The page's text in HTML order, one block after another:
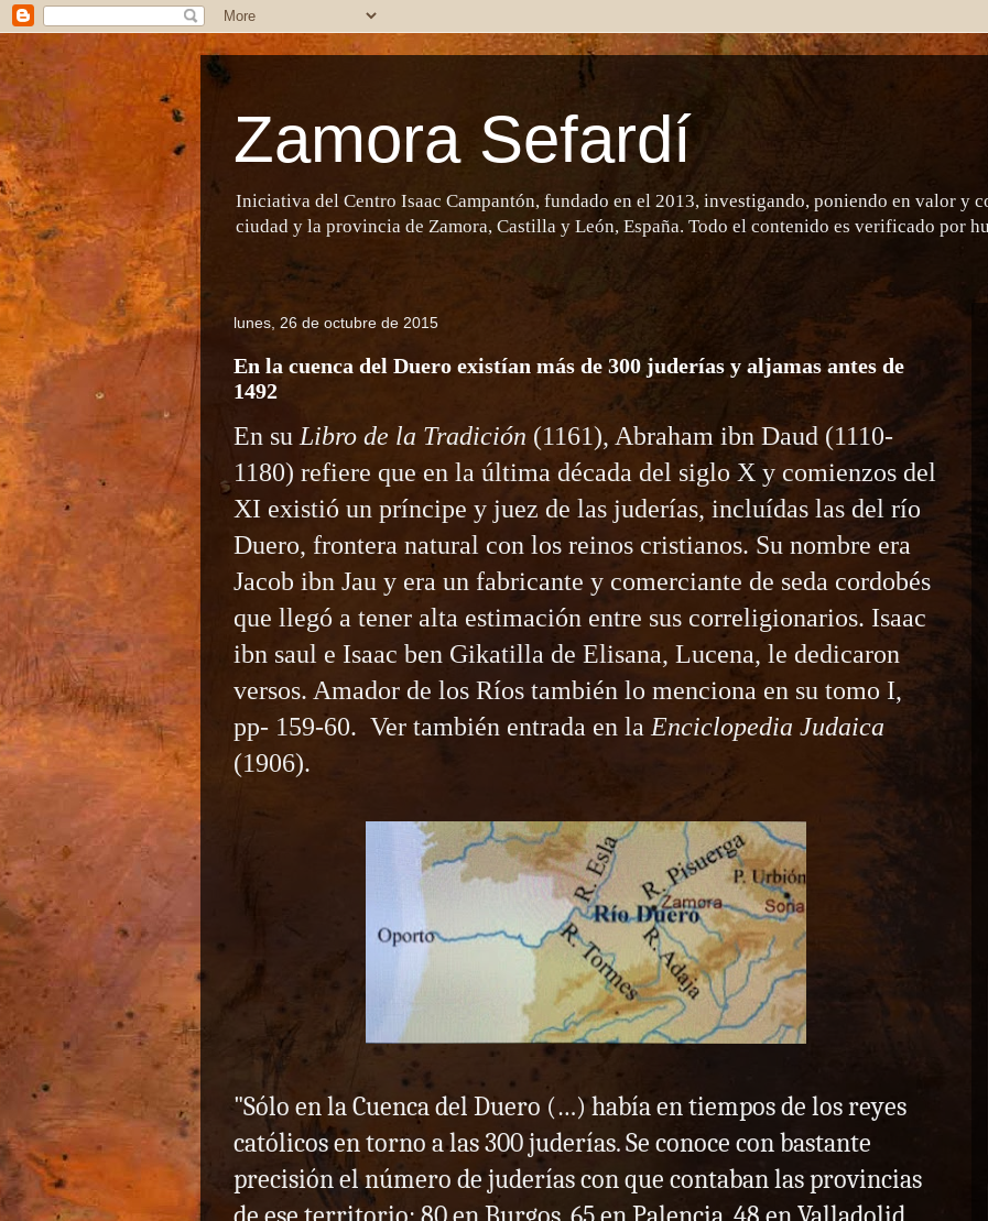
Zamora Sefardí
Iniciativa del Centro Isaac Campantón, fundado en el 2013, investigando, poniendo en valor y
ciudad y la provincia de Zamora, Castilla y León, España. Todo el contenido es verificado por
lunes, 26 de octubre de 2015
En la cuenca del Duero existían más de 300 juderías y aljamas antes de
1492
En su Libro de la Tradición (1161), Abraham ibn Daud (1110-
1180) refiere que en la última década del siglo X y comienzos del
XI existió un príncipe y juez de las juderías, incluídas las del río
Duero, frontera natural con los reinos cristianos. Su nombre era
Jacob ibn Jau y era un fabricante y comerciante de seda cordobés
que llegó a tener alta estimación entre sus correligionarios. Isaac
ibn saul e Isaac ben Gikatilla de Elisana, Lucena, le dedicaron
versos. Amador de los Ríos también lo menciona en su tomo I,
pp- 159-60. Ver también entrada en la Enciclopedia Judaica
(1906).
"Sólo en la Cuenca del Duero (…) había en tiempos de los reyes
católicos en torno a las 300 juderías. Se conoce con bastante
precisión el número de juderías con que contaban las provincias